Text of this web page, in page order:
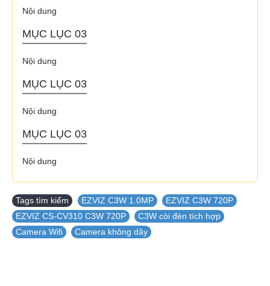
Nội dung
MỤC LỤC 03
Nội dung
MỤC LỤC 03
Nội dung
MỤC LỤC 03
Nội dung
Tags tìm kiếm EZVIZ C3W 1.0MP EZVIZ C3W 720P
EZVIZ CS-CV310 C3W 720P
C3W còi đèn tích hợp
Camera Wifi
Camera không dây